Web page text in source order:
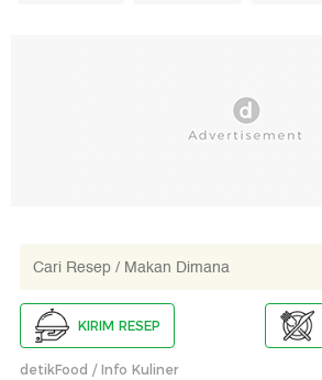
KIRIM RESEP
detikFood Info Kuliner